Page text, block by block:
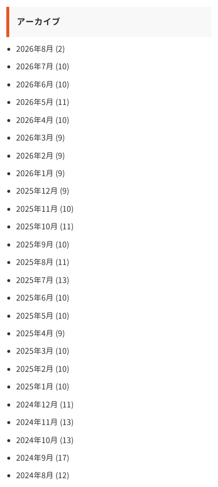
アーカイブ
2026年8月 (2)
2026年7月 (10)
2026年6月 (10)
2026年5月 (11)
2026年4月 (10)
2026年3月 (9)
2026年2月 (9)
2026年1月 (9)
2025年12月 (9)
2025年11月 (10)
2025年10月 (11)
2025年9月 (10)
2025年8月 (11)
2025年7月 (13)
2025年6月 (10)
2025年5月 (10)
2025年4月 (9)
2025年3月 (10)
2025年2月 (10)
2025年1月 (10)
2024年12月 (11)
2024年11月 (13)
2024年10月 (13)
2024年9月 (17)
2024年8月 (12)